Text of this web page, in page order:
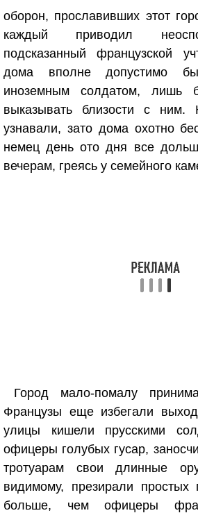
оборон, прославивших этот
каждый приводил
подсказанный французской
дома вполне допустимо
иноземным солдатом,
выказывать близости с
узнавали, зато дома охотно
немец день ото дня все
вечерам, греясь у семейного
Город мало-помалу
Французы еще избегали
улицы кишели прусскими
офицеры голубых гусар,
тротуарам свои длинные
видимому, презирали простых
больше, чем офицеры